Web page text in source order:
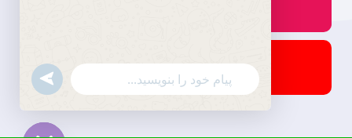
WhatsApp
Message
undefined